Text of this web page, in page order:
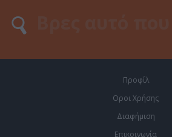
Προφίλ
Οροι Χρήσης
Διαφήμιση
Επικοινωνία